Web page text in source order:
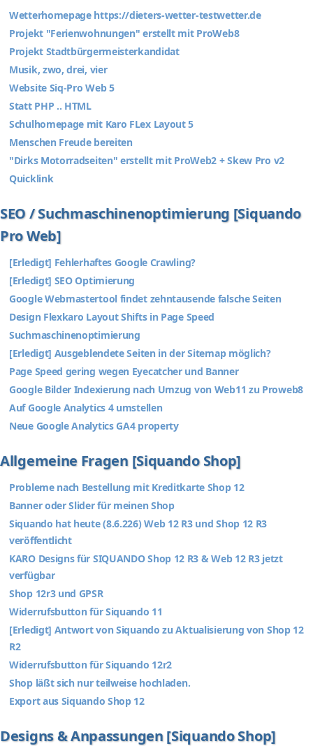
Wetterhomepage https://dieters-wetter-testwetter.de
Projekt "Ferienwohnungen" erstellt mit ProWeb8
Projekt Stadtbürgermeisterkandidat
Musik, zwo, drei, vier
Website Siq-Pro Web 5
Statt PHP .. HTML
Schulhomepage mit Karo FLex Layout 5
Menschen Freude bereiten
"Dirks Motorradseiten" erstellt mit ProWeb2 + Skew Pro v2
Quicklink
SEO / Suchmaschinenoptimierung [Siquando
Pro Web]
[Erledigt] Fehlerhaftes Google Crawling?
[Erledigt] SEO Optimierung
Google Webmastertool findet zehntausende falsche Seiten
Design Flexkaro Layout Shifts in Page Speed
Suchmaschinenoptimierung
[Erledigt] Ausgeblendete Seiten in der Sitemap möglich?
Page Speed gering wegen Eyecatcher und Banner
Google Bilder Indexierung nach Umzug von Web11 zu Proweb8
Auf Google Analytics 4 umstellen
Neue Google Analytics GA4 property
Allgemeine Fragen [Siquando Shop]
Probleme nach Bestellung mit Kreditkarte Shop 12
Banner oder Slider für meinen Shop
Siquando hat heute (8.6.226) Web 12 R3 und Shop 12 R3
veröffentlicht
KARO Designs für SIQUANDO Shop 12 R3 & Web 12 R3 jetzt
verfügbar
Shop 12r3 und GPSR
Widerrufsbutton für Siquando 11
[Erledigt] Antwort von Siquando zu Aktualisierung von Shop 12
R2
Widerrufsbutton für Siquando 12r2
Shop läßt sich nur teilweise hochladen.
Export aus Siquando Shop 12
Designs & Anpassungen [Siquando Shop]